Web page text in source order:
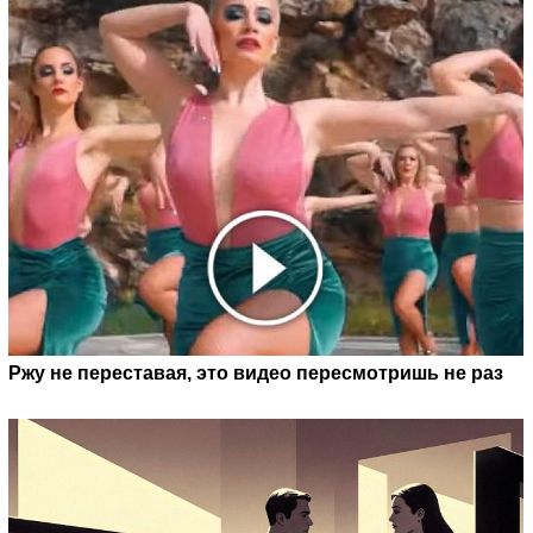
Ржу не переставая, это видео пересмотришь не раз